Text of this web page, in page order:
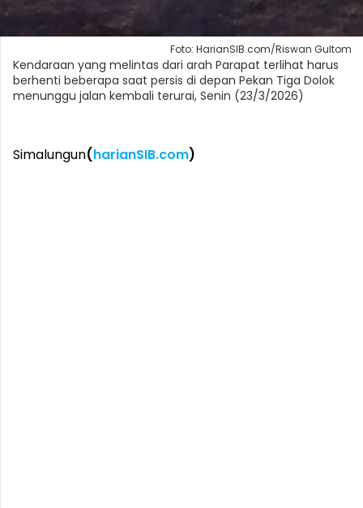
Foto: HarianSIB.com/Riswan Gultom
Kendaraan yang melintas dari arah Parapat terlihat harus
berhenti beberapa saat persis di depan Pekan Tiga Dolok
menunggu jalan kembali terurai, Senin (23/3/2026)
Simalungun(harianSIB.com)